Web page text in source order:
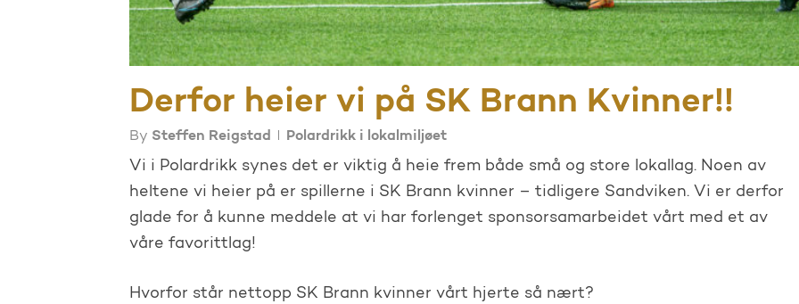
Derfor heier vi på SK Brann Kvinner!!
By Steffen Reigstad Polardrikk i lokalmiljøet
Vi i Polardrikk synes det er viktig å heie frem både små og store lokallag. Noen av
heltene vi heier på er spillerne i SK Brann kvinner – tidligere Sandviken. Vi er derfor
glade for å kunne meddele at vi har forlenget sponsorsamarbeidet vårt med et av
våre favorittlag!
Hvorfor står nettopp SK Brann kvinner vårt hjerte så nært?